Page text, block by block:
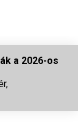
a 2026-os